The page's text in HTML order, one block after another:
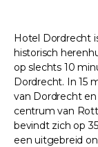
Hotel Dordrecht
historisch
op slechts 10
Dordrecht. In 15
van Dordrecht
centrum van
bevindt zich op
een uitgebreid